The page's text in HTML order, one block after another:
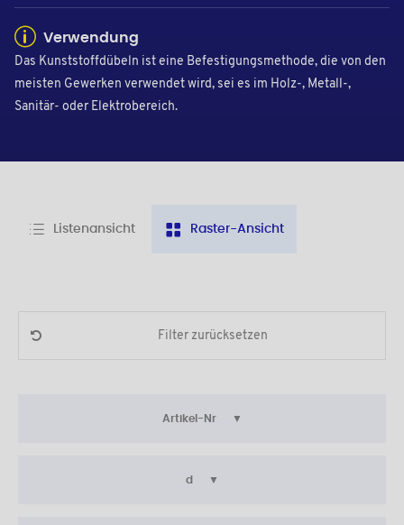
Verwendung
Das Kunststoffdübeln ist eine Befestigungsmethode, die von den
meisten Gewerken verwendet wird, sei es im Holz-, Metall-,
Sanitär- oder Elektrobereich.
Listenansicht Raster-Ansicht
Filter zurücksetzen
Artikel-Nr
d